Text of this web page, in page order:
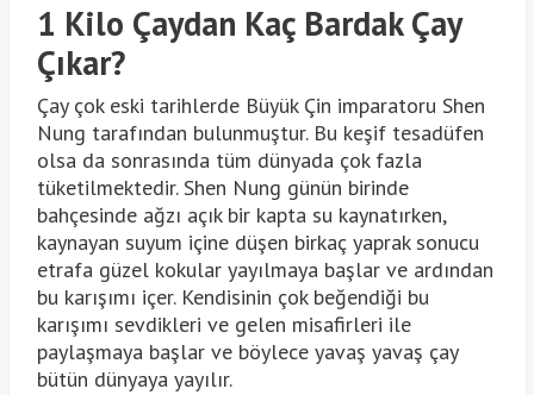
1 Kilo Çaydan Kaç Bardak Çay
Çıkar?
Çay çok eski tarihlerde Büyük Çin imparatoru Shen
Nung tarafından bulunmuştur. Bu keşif tesadüfen
olsa da sonrasında tüm dünyada çok fazla
tüketilmektedir. Shen Nung günün birinde
bahçesinde ağzı açık bir kapta su kaynatırken,
kaynayan suyum içine düşen birkaç yaprak sonucu
etrafa güzel kokular yayılmaya başlar ve ardından
bu karışımı içer. Kendisinin çok beğendiği bu
karışımı sevdikleri ve gelen misafirleri ile
paylaşmaya başlar ve böylece yavaş yavaş çay
bütün dünyaya yayılır.